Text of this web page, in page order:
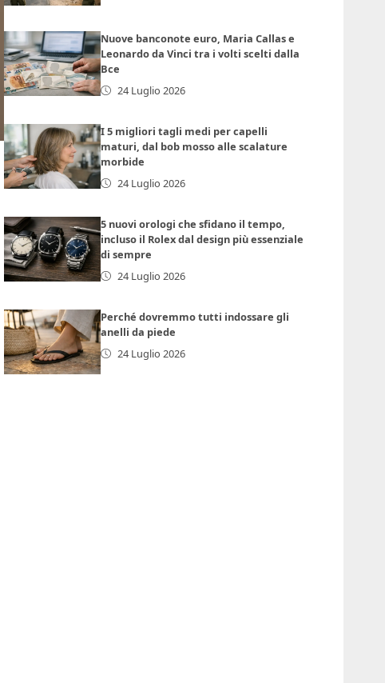
Nuove banconote euro, Maria Callas e
Leonardo da Vinci tra i volti scelti dalla
Bce
24 Luglio 2026
I 5 migliori tagli medi per capelli
maturi, dal bob mosso alle scalature
morbide
24 Luglio 2026
5 nuovi orologi che sfidano il tempo,
incluso il Rolex dal design più essenziale
di sempre
24 Luglio 2026
Perché dovremmo tutti indossare gli
anelli da piede
24 Luglio 2026